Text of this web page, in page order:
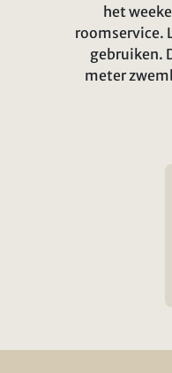
het
roomservice.
gebruiken.
meter